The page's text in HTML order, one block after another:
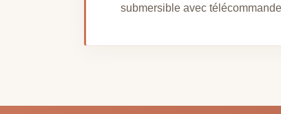
submersible avec